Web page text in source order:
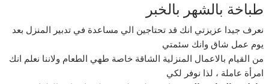
طباخة بالشهر بالخبر
نعرف جيدا عزيزتي انك قد تحتاجين الي مساعدة في تدبير المنزل بعد
يوم عمل شاق وانك سئمتي
من القيام بالاعمال المنزلية الشاقة خاصة طهي الطعام ولاننا نعلم انك
امرأة عاملة ، لذا نوفر لكي